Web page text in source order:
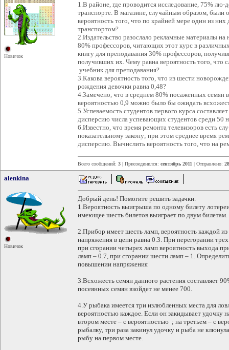
Новичок
1.В районе, где проводится исследование, 75%
транспорте. В магазине, случайным образом, были
вероятность того, что по крайней мере один из
транспортом?
2.Издательство разослало рекламные материалы
80% профессоров, читающих этот курс в
книгу для преподавания 30% профессоров,
получивших их. Чему равна вероятность того, что
учебник для преподавания?
3.Какова вероятность того, что из шести
рождения девочки равна 0,48?
4.Замечено, что в среднем 80% посаженных семян
вероятностью 0,9 можно было бы ожидать
5.Успеваемость студентов первого курса
дисперсию числа успевающих студентов среди 50
6.Известно, что время ремонта телевизоров есть
показательному закону; при этом среднее время
дисперсию. Вычислить вероятность того, что на
Всего сообщений: 3 | Присоединился: сентябрь 2011 | Отправлено:
alenkina
Новичок
Добрый день! Помогите решить задачки.
1.Вероятность выигрыша по одному билету
имеющее шесть билетов выиграет по двум билетам.
2.Прибор имеет шесть ламп, вероятность каждой
напряжения в цепи равна 0.3. При перегорании
при сгорании четырех ламп вероятность выхода
ламп – 0.7, при сгорании шести ламп – 1.
повышении напряжения
3.Всхожесть семян данного растения составляет
посеянных семян взойдет не менее 700.
4.У рыбака имеется три излюбленных места для
вероятностью каждое. Если он закидывает удочку
втором месте – с вероятностью ; на третьем – с
рыбалку, три раза закинул удочку и рыба не
рыбу на первом месте.